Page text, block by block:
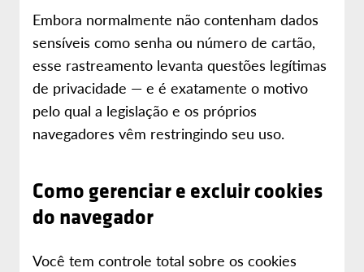
Embora normalmente não contenham dados
sensíveis como senha ou número de cartão,
esse rastreamento levanta questões legítimas
de privacidade — e é exatamente o motivo
pelo qual a legislação e os próprios
navegadores vêm restringindo seu uso.
Como gerenciar e excluir cookies
do navegador
Você tem controle total sobre os cookies